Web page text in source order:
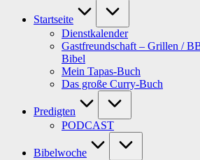
Startseite
Dienstkalender
Gastfreundschaft – Grillen /
Bibel
Mein Tapas-Buch
Das große Curry-Buch
Predigten
PODCAST
Bibelwoche